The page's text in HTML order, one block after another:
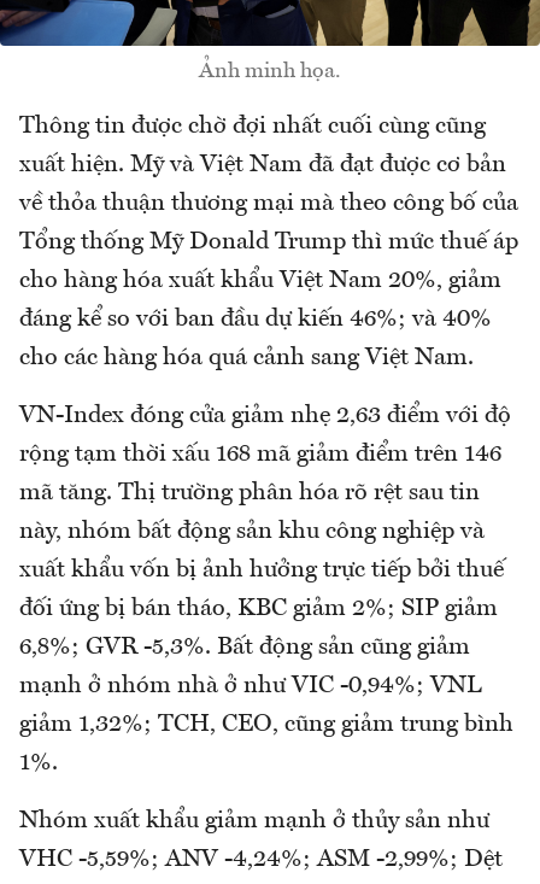
Ảnh minh họa.
Thông tin được chờ đợi nhất cuối cùng cũng
xuất hiện. Mỹ và Việt Nam đã đạt được cơ bản
về thỏa thuận thương mại mà theo công bố của
Tổng thống Mỹ Donald Trump thì mức thuế áp
cho hàng hóa xuất khẩu Việt Nam 20%, giảm
đáng kể so với ban đầu dự kiến 46%; và 40%
cho các hàng hóa quá cảnh sang Việt Nam.
VN-Index đóng cửa giảm nhẹ 2,63 điểm với độ
rộng tạm thời xấu 168 mã giảm điểm trên 146
mã tăng. Thị trường phân hóa rõ rệt sau tin
này, nhóm bất động sản khu công nghiệp và
xuất khẩu vốn bị ảnh hưởng trực tiếp bởi thuế
đối ứng bị bán tháo, KBC giảm 2%; SIP giảm
6,8%; GVR -5,3%. Bất động sản cũng giảm
mạnh ở nhóm nhà ở như VIC -0,94%; VNL
giảm 1,32%; TCH, CEO, cũng giảm trung bình
1%.
Nhóm xuất khẩu giảm mạnh ở thủy sản như
VHC -5,59%; ANV -4,24%; ASM -2,99%; Dệt